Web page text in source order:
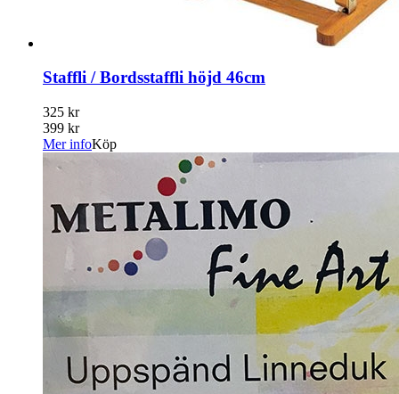
Staffli / Bordsstaffli höjd 46cm
325 kr
399 kr
Mer infoKöp